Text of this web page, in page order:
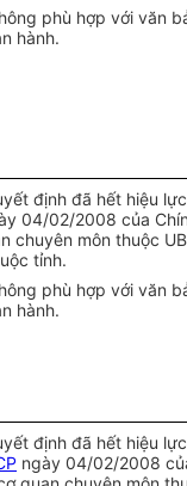
phù hợp với văn
hành.
định đã hết hiệu
04/02/2008 của
chuyên môn thuộc
tỉnh.
phù hợp với văn
hành.
định đã hết hiệu
ngày 04/02/2008